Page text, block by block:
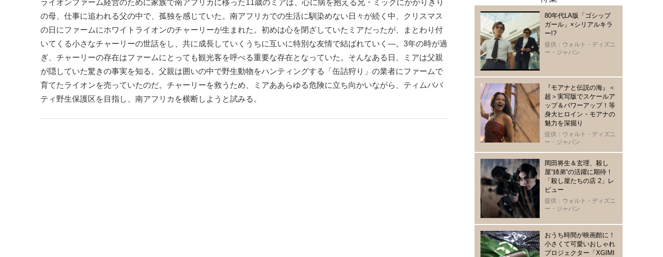
ライオンファーム経営のために家族で南アフリカに移った11歳のミアは、心に病を抱える兄・ミックにかかりきり
の母、仕事に追われる父の中で、孤独を感じていた。南アフリカでの生活に馴染めない日々が続く中、クリスマス
の日にファームにホワイトライオンのチャーリーが生まれた。初めは心を閉ざしていたミアだったが、まとわり付
いてくる小さなチャーリーの世話をし、共に成長していくうちに互いに特別な友情で結ばれていく―。3年の時が過
ぎ、チャーリーの存在はファームにとっても観光客を呼べる重要な存在となっていた。そんなある日、ミアは父親
が隠していた驚きの事実を知る。父親は囲いの中で野生動物をハンティングする「缶詰狩り」の業者にファームで
育てたライオンを売っていたのだ。チャーリーを救うため、ミアああらゆる危険に立ち向かいながら、ティムババ
ティ野生保護区を目指し、南アフリカを横断しようと試みる。
80年代LA版「ゴシップ
ガール」×シリアルキラ
ー!?
提供：ウォルト・ディズニ
ー・ジャパン
『モアナと伝説の海』＜
超＞実写版でスケールア
ップ＆パワーアップ！等
身大ヒロイン・モアナの
魅力を深掘り
提供：ウォルト・ディズニ
ー・ジャパン
岡田将生＆玄理、殺し
屋“姉弟“の活躍に期待！
「殺し屋たちの店 2」レ
ビュー
提供：ウォルト・ディズニ
ー・ジャパン
おうち時間が映画館に！
小さくて可愛いおしゃれ
プロジェクター「XGIMI